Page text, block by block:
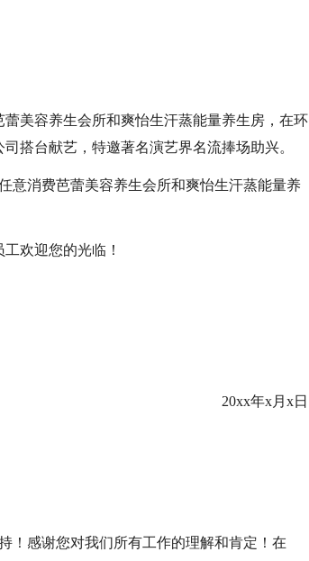
美容养生会所和爽怡生汗蒸能量养生房，在环
搭台献艺，特邀著名演艺界名流捧场助兴。
意消费芭蕾美容养生会所和爽怡生汗蒸能量养
欢迎您的光临！
20xx年x月x日
！感谢您对我们所有工作的理解和肯定！在